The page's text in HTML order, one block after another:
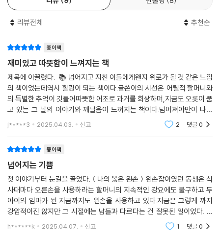
--- 「손맛 없는 할머니」 중에서
것만 같다.
“그런 용기가 결국은 난파선이 되는 서로를 도와주는 거겠지.”
저자는 어린아이였던 자신이 어떻게 어른으로 자랄 수 있었는지 떠올려본
다. 한 아이를 키우기 위해 온 마을이 필요한 것처럼, 더디고 느리고 서툰
자신을 위해 기다려 주고, 함께해 주고, 손 내밀어 준 누군가가 있었기에 가
능했다. 아이는 자라 ‘어른’이 되는 것이 아니다. 아이는 자라 그저 ‘내’가 될
뿐이다. 진짜 어른이 되기 위해서, 우리는 손을 잡아주고 이끌어주고 일으
켜주는, 서로가 필요하다. 그들은 빈틈을 비난하기 위해 온 것이 아니라, 빈
틈에 걸려 넘어진 나를 일으켜주기 위해 온 것이다. 이렇듯 ‘어른’이 되기
누군가에게 손을 내민다는 것, 그 손을 잡고 일어난다는 것은 용기가 필요
한 일이다. 내미는 쪽이건 잡는 쪽이건, 상대가 내 손을 뿌리치지 않을 거라
는 믿음이 있어야 하기 때문이다. 믿음과 용기를 경험해 본 사람은 넘어진
누군가를 위해 손을 내밀 수 있다. 상대의 빈틈을 있는 그대로 받아주고 믿
어주는 것, 날 믿어주는 상대의 손을 잡고 넘어지더라도 다시 일어나는 힘
을 기르는 일이 필요하다. 그러나 이 모든 일은 가족이라고, 가까운 친구라
고 쉽게 알아서 되지 않는다. 힘을 내고 용기를 내는 일은 어쩌면 서로를 위
리뷰전체 추천순
종이책
재미있고 따뜻함이 느껴지는 책
제목에 이끌렸다. 📚 넘어지고 지친 이들에게왠지 위로가 될 것 같은 느낌
의 책이었는데역시 힐링이 되는 책이다.글쓴이의 시선은 어릴적 할머니와
의 특별한 추억이 깃들어따뜻한 어조로 과거를 회상하며,지금도 오롯이 품
고 있는 그 날의 이야기와 깨달음이 느껴지는 책이다.넘어져야만이 나의
흠과 만나 오히려 당당해진다는 것.타인에게서 가리려만 했던 나의 틈은사
라지지도, 또
j*****3 2025.04.03. 신고 2 댓글0
종이책
넘어지는 기쁨
첫 이야기부터 눈길을 끌었다.＜나의 옳은 왼손＞왼손잡이였던 동생은 식
사때마다 오른손을 사용하라는 할머니의 지속적인 강요에도 불구하고 두
아이의 엄마가 된 지금까지도 왼손을 사용하고 있다.지금은 그렇게 까지
강압적이진 않지만 그 시절에는 남들과 다르다는 건 잘못된 일이었다. 나
의 동생과 똑같은 고충을 겪었던 왼손잡이 저자는 이렇게 말한다.나에겐
h******k 2025.04.07. 신고 1 댓글0